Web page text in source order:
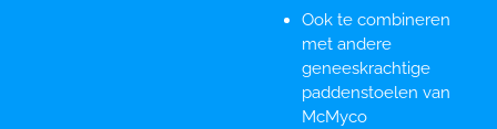
Ook te combineren
met andere
geneeskrachtige
paddenstoelen van
McMyco